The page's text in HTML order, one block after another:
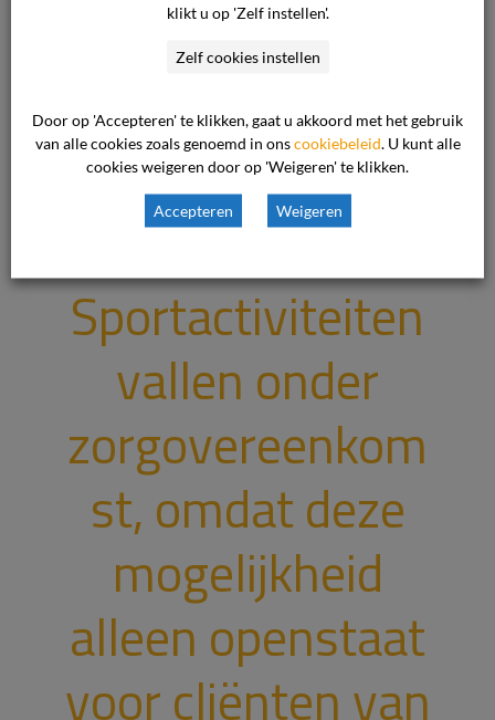
 1 november 2024
 Ziekenhuizen
Sportactiviteiten
vallen onder
zorgovereenkom
st, omdat deze
mogelijkheid
alleen openstaat
voor cliënten van
klikt u op 'Zelf instellen'.
Zelf cookies instellen
Door op 'Accepteren' te klikken, gaat u akkoord met het gebruik
van alle cookies zoals genoemd in onscookiebeleid. U kunt alle
cookies weigeren door op 'Weigeren' te klikken.
Accepteren Weigeren